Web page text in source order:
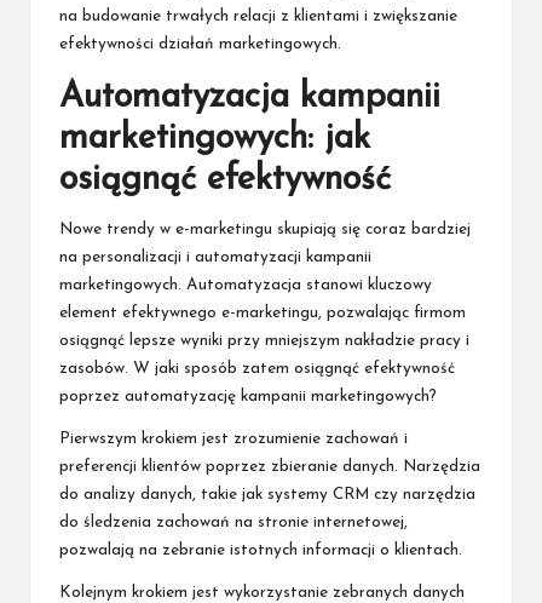
na budowanie trwałych relacji z klientami i zwiększanie
efektywności działań marketingowych.
Automatyzacja kampanii
marketingowych: jak
osiągnąć efektywność
Nowe trendy w e-marketingu skupiają się coraz bardziej
na personalizacji i automatyzacji kampanii
marketingowych. Automatyzacja stanowi kluczowy
element efektywnego e-marketingu, pozwalając firmom
osiągnąć lepsze wyniki przy mniejszym nakładzie pracy i
zasobów. W jaki sposób zatem osiągnąć efektywność
poprzez automatyzację kampanii marketingowych?
Pierwszym krokiem jest zrozumienie zachowań i
preferencji klientów poprzez zbieranie danych. Narzędzia
do analizy danych, takie jak systemy CRM czy narzędzia
do śledzenia zachowań na stronie internetowej,
pozwalają na zebranie istotnych informacji o klientach.
Kolejnym krokiem jest wykorzystanie zebranych danych